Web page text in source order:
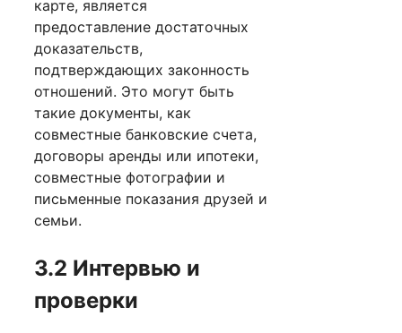
карте, является
предоставление достаточных
доказательств,
подтверждающих законность
отношений. Это могут быть
такие документы, как
совместные банковские счета,
договоры аренды или ипотеки,
совместные фотографии и
письменные показания друзей и
семьи.
3.2 Интервью и
проверки